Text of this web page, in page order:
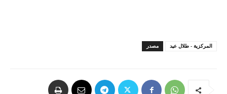
مصدر المركزية - طلال عيد